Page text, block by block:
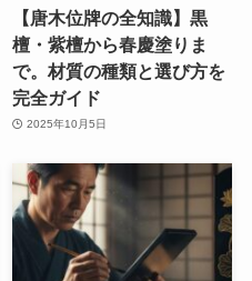
​【唐木位牌の全知識】黒
檀・紫檀から春慶塗りま
で。材質の種類と選び方を
完全ガイド
2025年10月5日